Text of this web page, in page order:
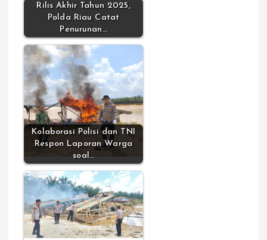
Rilis Akhir Tahun 2025,
Polda Riau Catat
Penurunan…
Kolaborasi Polisi dan TNI
Respon Laporan Warga
soal…